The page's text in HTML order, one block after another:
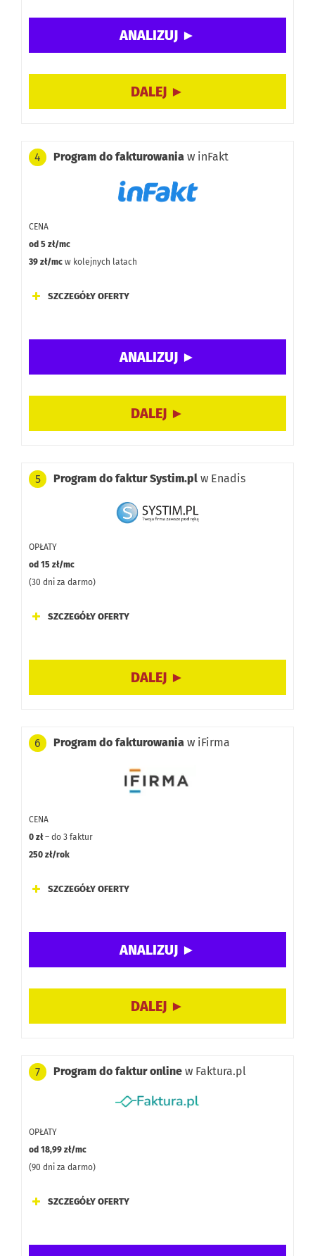
4 Program do fakturowania w inFakt
CENA
od 5 zł/mc
39 zł/mc w kolejnych latach
SZCZEGÓŁY OFERTY
5 Program do faktur Systim.pl w Enadis
OPŁATY
od 15 zł/mc
(30 dni za darmo)
SZCZEGÓŁY OFERTY
6 Program do fakturowania w iFirma
CENA
0 zł– do 3 faktur
250 zł/rok
SZCZEGÓŁY OFERTY
7 Program do faktur online w Faktura.pl
OPŁATY
od 18,99 zł/mc
(90 dni za darmo)
SZCZEGÓŁY OFERTY